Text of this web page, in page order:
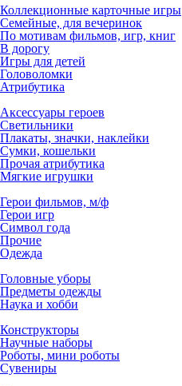
Коллекционные карточные игры
Семейные, для вечеринок
По мотивам фильмов, игр, книг
В дорогу
Игры для детей
Головоломки
Атрибутика
Аксессуары героев
Светильники
Плакаты, значки, наклейки
Сумки, кошельки
Прочая атрибутика
Мягкие игрушки
Герои фильмов, м/ф
Герои игр
Символ года
Прочие
Одежда
Головные уборы
Предметы одежды
Наука и хобби
Конструкторы
Научные наборы
Роботы, мини роботы
Сувениры